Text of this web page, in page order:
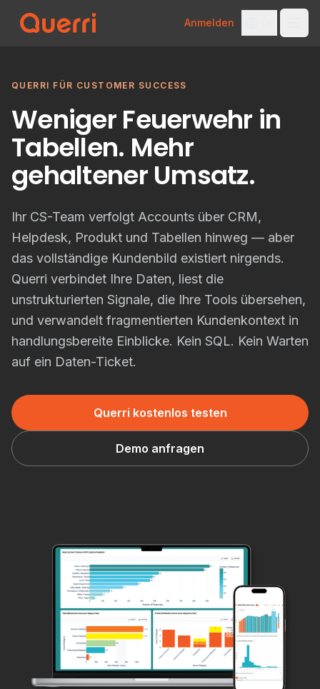
Anmelden
QUERRI FÜR CUSTOMER SUCCESS
Weniger Feuerwehr in
Tabellen. Mehr
gehaltener Umsatz.
Ihr CS-Team verfolgt Accounts über CRM,
Helpdesk, Produkt und Tabellen hinweg — aber
das vollständige Kundenbild existiert nirgends.
Querri verbindet Ihre Daten, liest die
unstrukturierten Signale, die Ihre Tools übersehen,
und verwandelt fragmentierten Kundenkontext in
handlungsbereite Einblicke. Kein SQL. Kein Warten
auf ein Daten-Ticket.
Querri kostenlos testen
Demo anfragen